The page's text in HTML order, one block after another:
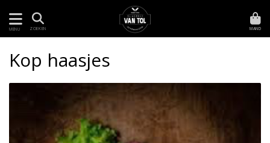
MENU ZOEKEN MAND
Kop haasjes